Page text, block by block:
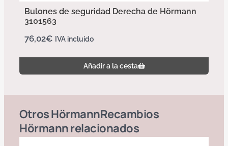
Bulones de seguridad Derecha de Hörmann
3101563
76,02€ IVA incluido
Añadir a la cesta
OtrosHörmannRecambios
Hörmannrelacionados